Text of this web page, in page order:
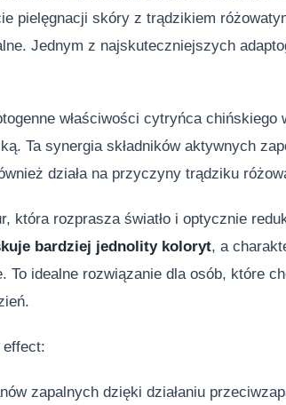
pielęgnacji skóry z trądzikiem
Jednym z najskuteczniejszych
właściwości cytryńca chińskiego
Ta synergia składników aktywnych
działa na przyczyny trądziku
która rozprasza światło i optycznie
bardziej jednolity koloryt, a
To idealne rozwiązanie dla osób, które
zapalnych dzięki działaniu